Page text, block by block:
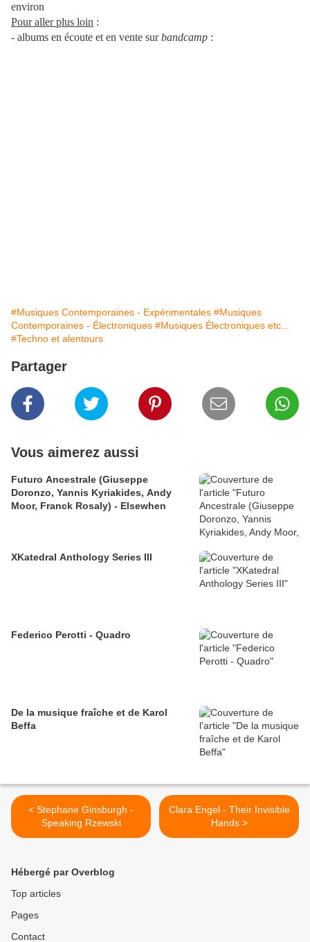
environ
Pour aller plus loin :
- albums en écoute et en vente surbandcamp :
#Musiques Contemporaines - Expérimentales #Musiques
Contemporaines - Électroniques #Musiques Électroniques etc...
#Techno et alentours
Partager
Vous aimerez aussi
Futuro Ancestrale (Giuseppe
Doronzo, Yannis Kyriakides, Andy
Moor, Franck Rosaly) - Elsewhen
XKatedral Anthology Series III
Federico Perotti - Quadro
De la musique fraîche et de Karol
Beffa
< Stephane Ginsburgh -
Speaking Rzewski
Clara Engel - Their Invisible
Hands >
Hébergé par Overblog
Top articles
Pages
Contact